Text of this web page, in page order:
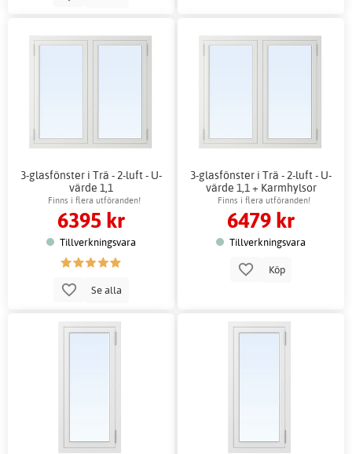
3-glasfönster i Trä - 2-luft - U-
värde 1,1
Finns i flera utföranden!
6395 kr
Tillverkningsvara
Se alla
3-glasfönster i Trä - 2-luft - U-
värde 1,1 + Karmhylsor
Finns i flera utföranden!
6479 kr
Tillverkningsvara
Köp